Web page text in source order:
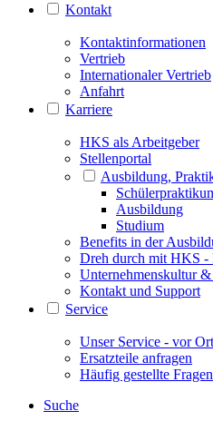
Kontakt
Kontaktinformationen
Vertrieb
Internationaler Vertrieb
Anfahrt
Karriere
HKS als Arbeitgeber
Stellenportal
Ausbildung,
Ausbildung
Studium
Benefits in der
Dreh durch mit HKS -
Unternehmenskultur
Kontakt und Support
Service
Unser Service - vor
Ersatzteile anfragen
Häufig gestellte
Suche